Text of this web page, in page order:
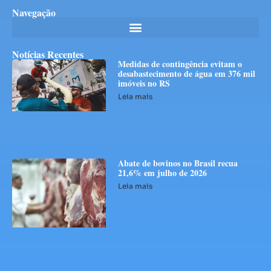
Navegação
Notícias Recentes
Medidas de contingência evitam o
desabastecimento de água em 376 mil
imóveis no RS
Leia mais
Abate de bovinos no Brasil recua
21,6% em julho de 2026
Leia mais